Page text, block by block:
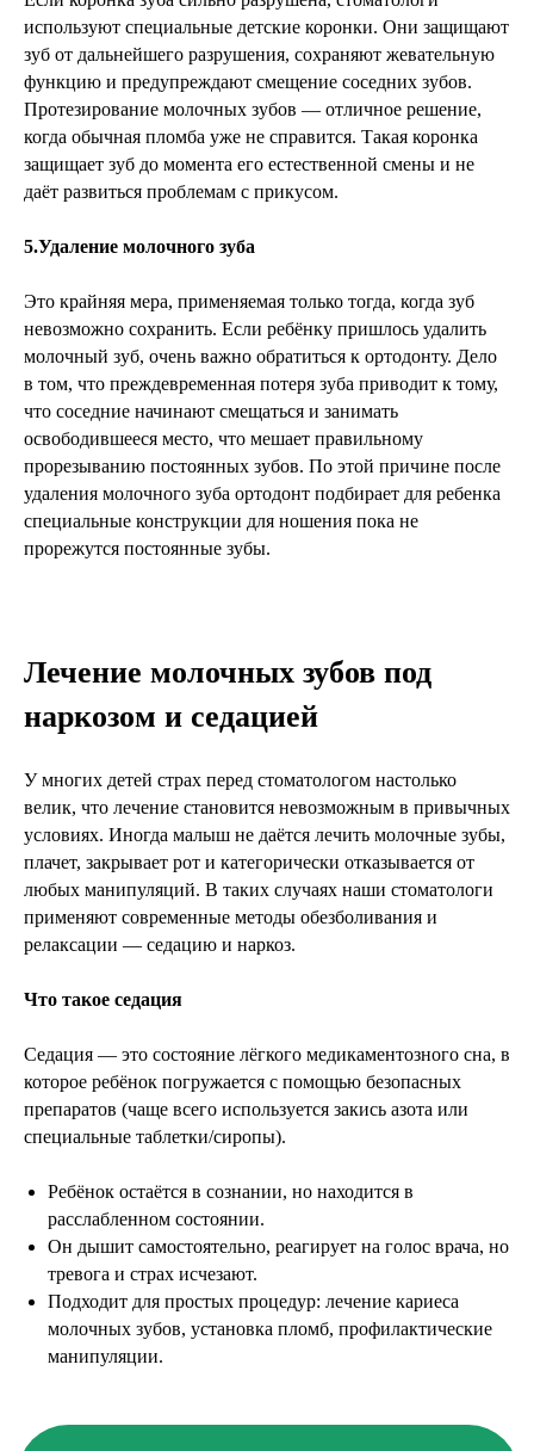
используют специальные детские коронки. Они защищают
зуб от дальнейшего разрушения, сохраняют жевательную
функцию и предупреждают смещение соседних зубов.
Протезирование молочных зубов — отличное решение,
когда обычная пломба уже не справится. Такая коронка
защищает зуб до момента его естественной смены и не
даёт развиться проблемам с прикусом.
5.Удаление молочного зуба
Это крайняя мера, применяемая только тогда, когда зуб
невозможно сохранить. Если ребёнку пришлось удалить
молочный зуб, очень важно обратиться к ортодонту. Дело
в том, что преждевременная потеря зуба приводит к тому,
что соседние начинают смещаться и занимать
освободившееся место, что мешает правильному
прорезыванию постоянных зубов. По этой причине после
удаления молочного зуба ортодонт подбирает для ребенка
специальные конструкции для ношения пока не
прорежутся постоянные зубы.
Лечение молочных зубов под
наркозом и седацией
У многих детей страх перед стоматологом настолько
велик, что лечение становится невозможным в привычных
условиях. Иногда малыш не даётся лечить молочные зубы,
плачет, закрывает рот и категорически отказывается от
любых манипуляций. В таких случаях наши стоматологи
применяют современные методы обезболивания и
релаксации — седацию и наркоз.
Что такое седация
Седация — это состояние лёгкого медикаментозного сна, в
которое ребёнок погружается с помощью безопасных
препаратов (чаще всего используется закись азота или
специальные таблетки/сиропы).
Ребёнок остаётся в сознании, но находится в
расслабленном состоянии.
Он дышит самостоятельно, реагирует на голос врача, но
тревога и страх исчезают.
Подходит для простых процедур: лечение кариеса
молочных зубов, установка пломб, профилактические
манипуляции.
отправить!
обработку персональных данныхи
конфиденциальности
ОСТАВЬТЕ ЗАЯВКУ ДЛЯ ЗАПИСИ
НА КОНСУЛЬТАЦИЮ К ДЕТСКОМУ
СТОМАТОЛОГУ
Позвоним и запишем на удобное
Yes стоматология в Бутово Парк 2Б